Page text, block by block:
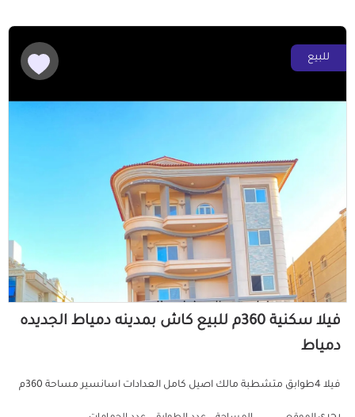
للبيع
فيلا سكنية 360م للبيع كاش بمدينه دمياط الجديده
دمياط
فيلا 4طوابق متشطبة مالك اصيل كامل العدادات اسانسير مساحة 360م